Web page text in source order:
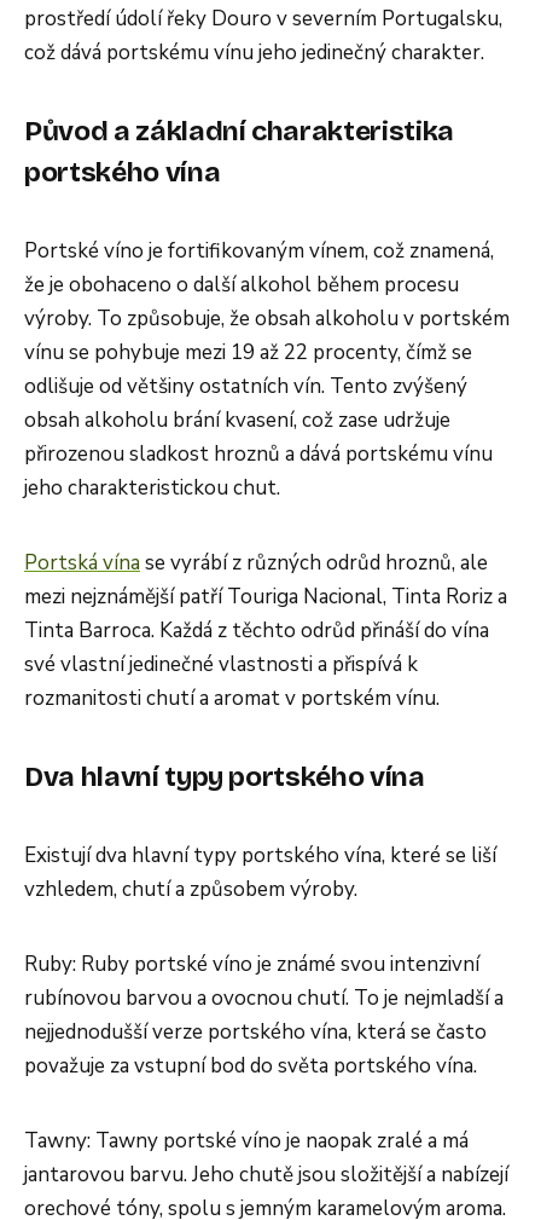
prostředí údolí řeky Douro v severním Portugalsku,
což dává portskému vínu jeho jedinečný charakter.
Původ a základní charakteristika
portského vína
Portské víno je fortifikovaným vínem, což znamená,
že je obohaceno o další alkohol během procesu
výroby. To způsobuje, že obsah alkoholu v portském
vínu se pohybuje mezi 19 až 22 procenty, čímž se
odlišuje od většiny ostatních vín. Tento zvýšený
obsah alkoholu brání kvasení, což zase udržuje
přirozenou sladkost hroznů a dává portskému vínu
jeho charakteristickou chut.
Portská vínase vyrábí z různých odrůd hroznů, ale
mezi nejznámější patří Touriga Nacional, Tinta Roriz a
Tinta Barroca. Každá z těchto odrůd přináší do vína
své vlastní jedinečné vlastnosti a přispívá k
rozmanitosti chutí a aromat v portském vínu.
Dva hlavní typy portského vína
Existují dva hlavní typy portského vína, které se liší
vzhledem, chutí a způsobem výroby.
Ruby: Ruby portské víno je známé svou intenzivní
rubínovou barvou a ovocnou chutí. To je nejmladší a
nejjednodušší verze portského vína, která se často
považuje za vstupní bod do světa portského vína.
Tawny: Tawny portské víno je naopak zralé a má
jantarovou barvu. Jeho chutě jsou složitější a nabízejí
orechové tóny, spolu s jemným karamelovým aroma.